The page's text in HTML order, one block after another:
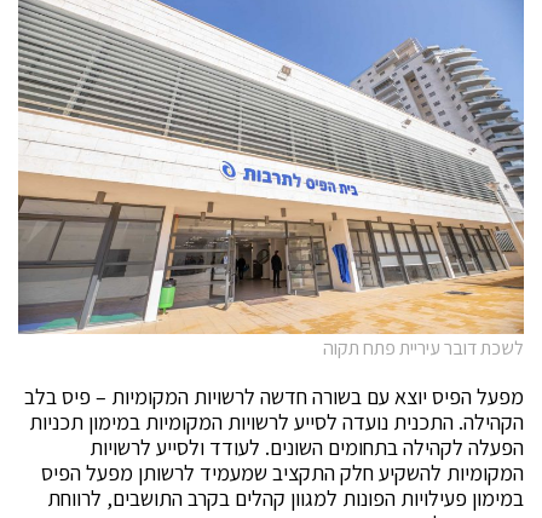
לשכת דובר עיריית פתח תקוה
מפעל הפיס יוצא עם בשורה חדשה לרשויות המקומיות – פיס בלב
הקהילה. התכנית נועדה לסייע לרשויות המקומיות במימון תכניות
הפעלה לקהילה בתחומים השונים. לעודד ולסייע לרשויות
המקומיות להשקיע חלק התקציב שמעמיד לרשותן מפעל הפיס
במימון פעילויות הפונות למגוון קהלים בקרב התושבים, לרווחת